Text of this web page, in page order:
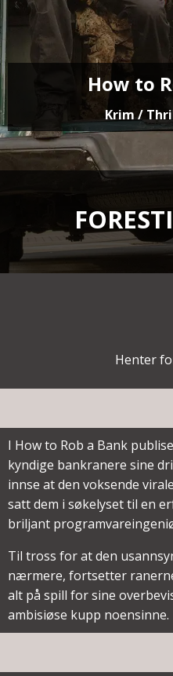
How to
Krim /
Henter
I How to Rob a Bank
kyndige bankranere sine
innse at den voksende
satt dem i søkelyset til en
briljant
Til tross for at den
nærmere, fortsetter
alt på spill for sine
ambisiøse kupp noensinne.